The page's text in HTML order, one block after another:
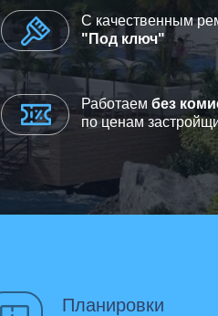
С качественным
"Под ключ"
Работаем без
по ценам
Планировки